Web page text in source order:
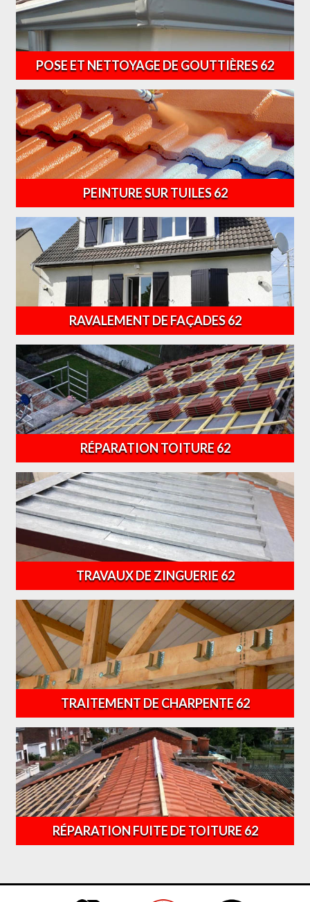
POSE ET NETTOYAGE DE GOUTTIÈRES 62
PEINTURE SUR TUILES 62
RAVALEMENT DE FAÇADES 62
RÉPARATION TOITURE 62
TRAVAUX DE ZINGUERIE 62
TRAITEMENT DE CHARPENTE 62
RÉPARATION FUITE DE TOITURE 62